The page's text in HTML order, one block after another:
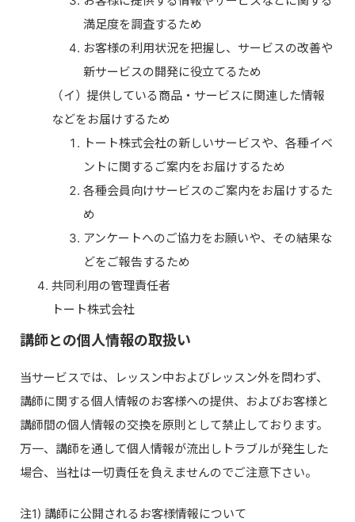
満足度を調査するため
お客様の利用状況を把握し、サービスの改善や
新サービスの開発に役立てるため
（イ）提供している商品・サービスに関連した情報
などをお届けするため
トート株式会社の新しいサービスや、各種イベ
ントに関するご案内をお届けするため
各種会員向けサービスのご案内をお届けするた
め
アンケートへのご協力をお願いや、その結果な
どをご報告するため
共同利用の管理責任者
トート株式会社
講師との個人情報の取扱い
当サービスでは、レッスン中およびレッスン外を問わず、
講師に関する個人情報のお客様への提供、およびお客様と
講師間の個人情報の交換を原則として禁止しております。
万一、講師を通して個人情報が流出しトラブルが発生した
場合、当社は一切責任を負えませんのでご注意下さい。
注1) 講師に公開されるお客様情報について